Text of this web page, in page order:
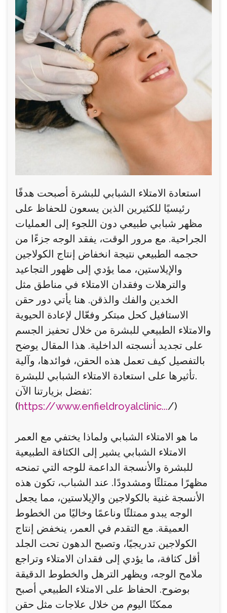
استعادة الامتلاء الشبابي للبشرة أصبحت هدفًا
رئيسيًا للكثيرين الذين يسعون للحفاظ على
مظهر شبابي طبيعي دون اللجوء إلى العمليات
الجراحية. مع مرور الوقت، يفقد الوجه جزءًا من
حجمه الطبيعي نتيجة انخفاض إنتاج الكولاجين
والإيلاستين، مما يؤدي إلى ظهور التجاعيد
والترهلات وفقدان الامتلاء في مناطق مثل
الخدين والفك والذقن. هنا يأتي دور حقن
الاستافيل كحل مبتكر وفعّال لإعادة الحيوية
والامتلاء الطبيعي للبشرة من خلال تحفيز الجسم
على تجديد أنسجته الداخلية. هذا المقال يوضح
بالتفصيل كيف تعمل هذه الحقن، فوائدها، وآلية
تأثيرها على استعادة الامتلاء الشبابي للبشرة.
تفضل بزيارتنا الآن:
(https://www.enfieldroyalclinic.../)
ما هو الامتلاء الشبابي ولماذا يختفي مع العمر
الامتلاء الشبابي يشير إلى الكثافة الطبيعية
للبشرة والأنسجة الداعمة للوجه التي تمنحه
مظهرًا ممتلئًا ومشدودًا. عند الشباب، تكون هذه
الأنسجة غنية بالكولاجين والإيلاستين، مما يجعل
الوجه يبدو ممتلئًا وناعمًا وخاليًا من الخطوط
العميقة. مع التقدم في العمر، ينخفض إنتاج
الكولاجين تدريجيًا، وتصبح الدهون تحت الجلد
أقل كثافة، ما يؤدي إلى فقدان الامتلاء وتراجع
ملامح الوجه، ويظهر الترهل والخطوط الدقيقة
بوضوح. الحفاظ على الامتلاء الطبيعي أصبح
ممكنًا اليوم من خلال علاجات مثل حقن